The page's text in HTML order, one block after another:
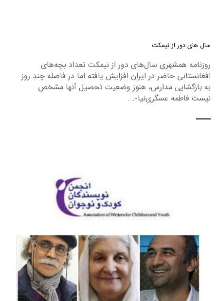
سال های دور از نیمکت
روزنامه همشهری سال‌های دور از نیمکت تعداد بچه‌های
افغانستانی حاضر در ایران افزایش یافته اما در فاصله چند روز
به بازگشایی مدارس، هنوز وضعیت تحصیل آنها مشخص
نیست فاطمه عسگری‌نیا-...